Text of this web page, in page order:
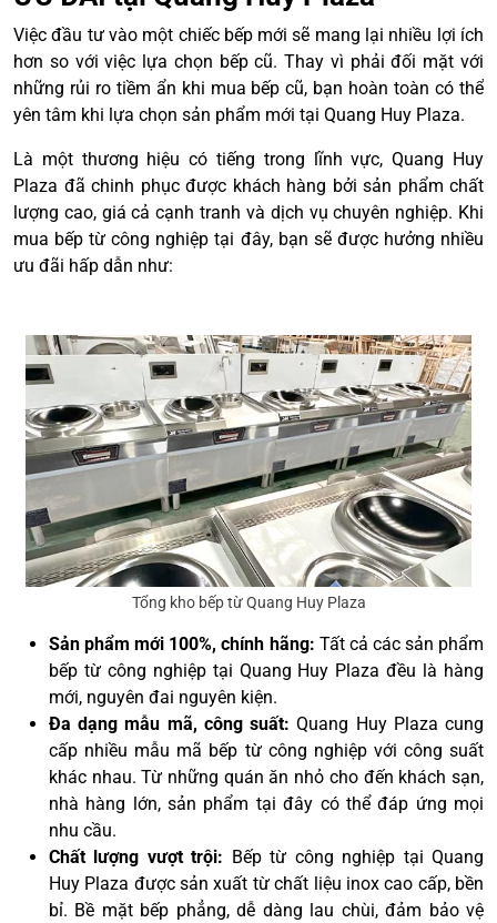
Việc đầu tư vào một chiếc bếp mới sẽ mang lại nhiều lợi ích
hơn so với việc lựa chọn bếp cũ. Thay vì phải đối mặt với
những rủi ro tiềm ẩn khi mua bếp cũ, bạn hoàn toàn có thể
yên tâm khi lựa chọn sản phẩm mới tại Quang Huy Plaza.
Là một thương hiệu có tiếng trong lĩnh vực, Quang Huy
Plaza đã chinh phục được khách hàng bởi sản phẩm chất
lượng cao, giá cả cạnh tranh và dịch vụ chuyên nghiệp. Khi
mua bếp từ công nghiệp tại đây, bạn sẽ được hưởng nhiều
ưu đãi hấp dẫn như:
Tổng kho bếp từ Quang Huy Plaza
Sản phẩm mới 100%, chính hãng: Tất cả các sản phẩm
bếp từ công nghiệp tại Quang Huy Plaza đều là hàng
mới, nguyên đai nguyên kiện.
Đa dạng mẫu mã, công suất:Quang Huy Plaza cung
cấp nhiều mẫu mã bếp từ công nghiệp với công suất
khác nhau. Từ những quán ăn nhỏ cho đến khách sạn,
nhà hàng lớn, sản phẩm tại đây có thể đáp ứng mọi
nhu cầu.
Chất lượng vượt trội: Bếp từ công nghiệp tại Quang
Huy Plaza được sản xuất từ chất liệu inox cao cấp, bền
bỉ. Bề mặt bếp phẳng, dễ dàng lau chùi, đảm bảo vệ